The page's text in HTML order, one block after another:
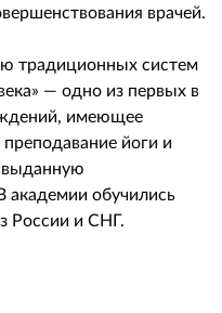
врачей.
традиционных систем
— одно из первых в
имеющее
йоги и
выданную
академии обучились
России и СНГ.